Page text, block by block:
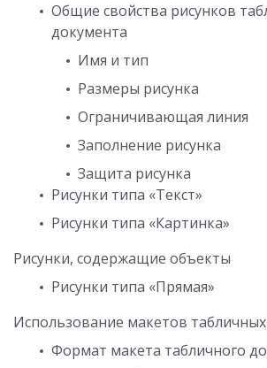
Общие свойства рисунков
документа
Имя и тип
Размеры рисунка
Ограничивающая линия
Заполнение рисунка
Защита рисунка
Рисунки типа «Текст»
Рисунки типа «Картинка»
Рисунки, содержащие объекты
Рисунки типа «Прямая»
Использование макетов
Формат макета табличного